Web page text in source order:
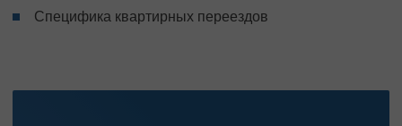
Перевозка нефтепродуктов
Специфика квартирных переездов